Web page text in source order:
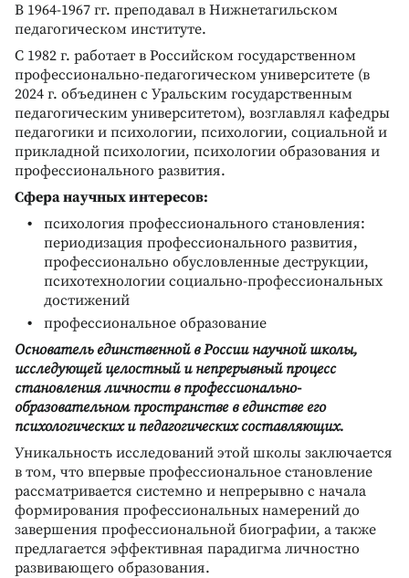
В 1964-1967 гг. преподавал в Нижнетагильском
педагогическом институте.
С 1982 г. работает в Российском государственном
профессионально-педагогическом университете (в
2024 г. объединен с Уральским государственным
педагогическим университетом), возглавлял кафедры
педагогики и психологии, психологии, социальной и
прикладной психологии, психологии образования и
профессионального развития.
Сфера научных интересов:
психология профессионального становления:
периодизация профессионального развития,
профессионально обусловленные деструкции,
психотехнологии социально-профессиональных
достижений
профессиональное образование
Основатель единственной в России научной школы,
исследующей целостный и непрерывный процесс
становления личности в профессионально-
образовательном пространстве в единстве его
психологических и педагогических составляющих.
Уникальность исследований этой школы заключается
в том, что впервые профессиональное становление
рассматривается системно и непрерывно с начала
формирования профессиональных намерений до
завершения профессиональной биографии, а также
предлагается эффективная парадигма личностно
развивающего образования.